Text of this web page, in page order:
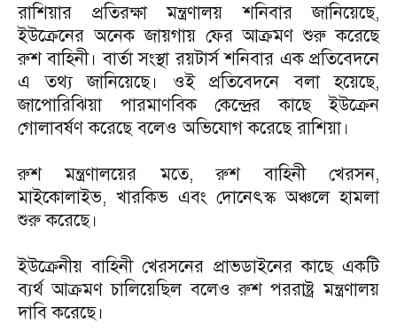
রাশিয়ার প্রতিরক্ষা মন্ত্রণালয় শনিবার জানিয়েছে,
ইউক্রেনের অনেক জায়গায় ফের আক্রমণ শুরু করেছে
রুশ বাহিনী। বার্তা সংস্থা রয়টার্স শনিবার এক প্রতিবেদনে
এ তথ্য জানিয়েছে। ওই প্রতিবেদনে বলা হয়েছে,
জাপোরিঝিয়া পারমাণবিক কেন্দ্রের কাছে ইউক্রেন
গোলাবর্ষণ করেছে বলেও অভিযোগ করেছে রাশিয়া।
রুশ মন্ত্রণালয়ের মতে, রুশ বাহিনী খেরসন,
মাইকোলাইভ, খারকিভ এবং দোনেৎস্ক অঞ্চলে হামলা
শুরু করেছে।
ইউক্রেনীয় বাহিনী খেরসনের প্রাভডাইনের কাছে একটি
ব্যর্থ আক্রমণ চালিয়েছিল বলেও রুশ পররাষ্ট্র মন্ত্রণালয়
দাবি করেছে।